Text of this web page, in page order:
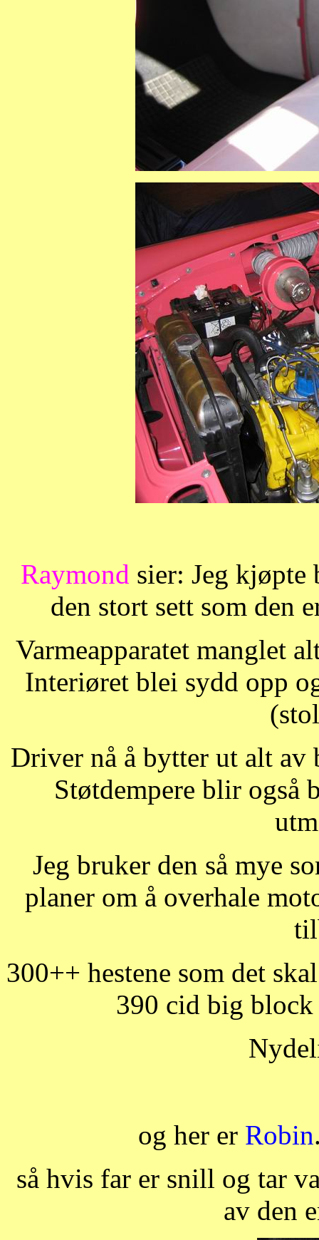
Raymond sier: Jeg kjøpte
den stort sett som den
Varmeapparatet manglet
Interiøret blei sydd opp
Driver nå å bytter ut alt
Støtdempere blir også
Jeg bruker den så mye
planer om å overhale
300++ hestene som det
390 cid big
og her er Robin
så hvis far er snill og tar
av den